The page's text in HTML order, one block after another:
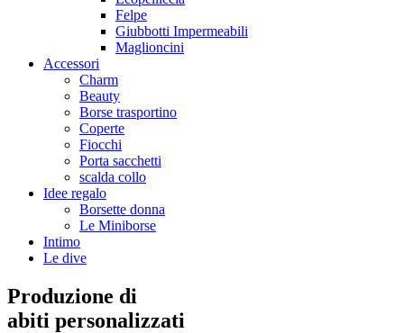
Felpe
Giubbotti Impermeabili
Maglioncini
Accessori
Charm
Beauty
Borse trasportino
Coperte
Fiocchi
Porta sacchetti
scalda collo
Idee regalo
Borsette donna
Le Miniborse
Intimo
Le dive
Produzione di
abiti personalizzati